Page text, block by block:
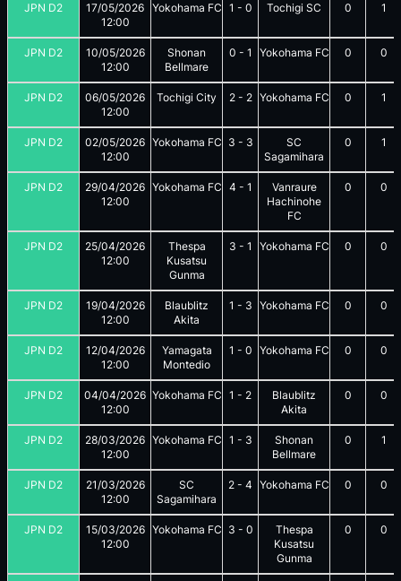
JPN D2
17/05/2026
12:00
Yokohama FC 1 - 0 Tochigi SC 0 1
JPN D2
10/05/2026
12:00
Shonan
Bellmare
0 - 1 Yokohama FC 0 0
JPN D2
06/05/2026
12:00
Tochigi City 2- 2 Yokohama FC 0 1
JPN D2
02/05/2026
12:00
Yokohama FC 3 - 3
SC
Sagamihara
0 1
JPN D2
29/04/2026
12:00
Yokohama FC 4 - 1
Vanraure
Hachinohe
FC
0 0
JPN D2
25/04/2026
12:00
Thespa
Kusatsu
Gunma
3 - 1 Yokohama FC 0 0
JPN D2
19/04/2026
12:00
Blaublitz
Akita
1 - 3 Yokohama FC 0 0
JPN D2
12/04/2026
12:00
Yamagata
Montedio
1 - 0 Yokohama FC 0 0
JPN D2
04/04/2026
12:00
Yokohama FC 1 - 2
Blaublitz
Akita
0 0
JPN D2
28/03/2026
12:00
Yokohama FC 1 - 3
Shonan
Bellmare
0 1
JPN D2
21/03/2026
12:00
SC
Sagamihara
2 - 4 Yokohama FC 0 0
JPN D2
15/03/2026
12:00
Yokohama FC 3 - 0
Thespa
Kusatsu
Gunma
0 0